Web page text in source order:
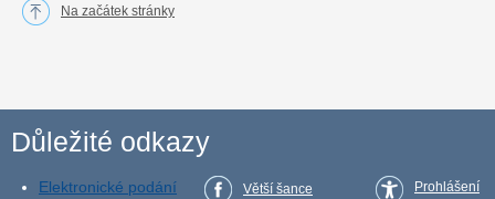
Na začátek stránky
Důležité odkazy
Elektronické podání
Větší šance
Prohlášení